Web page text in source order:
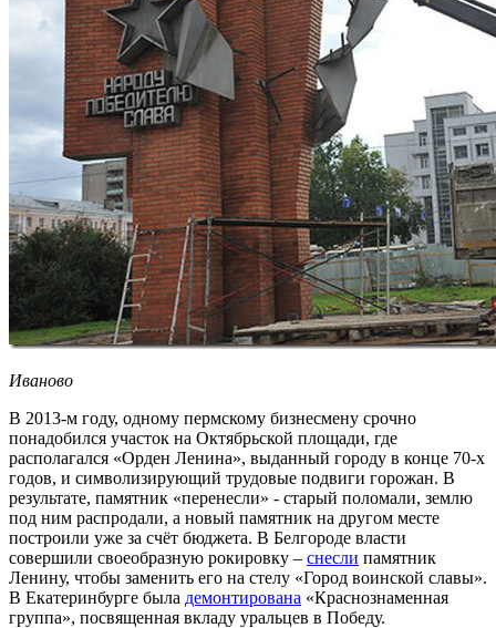
Иваново
В 2013-м году, одному пермскому бизнесмену срочно
понадобился участок на Октябрьской площади, где
располагался «Орден Ленина», выданный городу в конце 70-х
годов, и символизирующий трудовые подвиги горожан. В
результате, памятник «перенесли» - старый поломали, землю
под ним распродали, а новый памятник на другом месте
построили уже за счёт бюджета. В Белгороде власти
совершили своеобразную рокировку – снесли памятник
Ленину, чтобы заменить его на стелу «Город воинской славы».
В Екатеринбурге была демонтирована «Краснознаменная
группа», посвященная вкладу уральцев в Победу.